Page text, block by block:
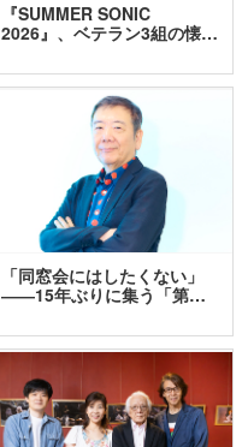
『SUMMER SONIC
2026』、ベテラン3組の懐…
「同窓会にはしたくない」
――15年ぶりに集う「第…